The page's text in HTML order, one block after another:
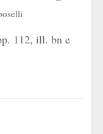
112, ill. bn e